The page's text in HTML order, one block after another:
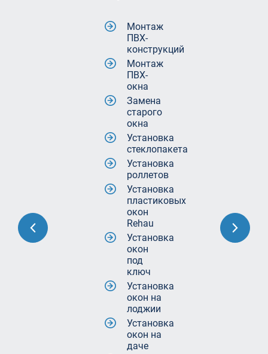
Монтаж
ПВХ-
конструкций
Монтаж
ПВХ-
окна
Замена
старого
окна
Установка
стеклопакета
Установка
роллетов
Установка
пластиковых
окон
Rehau
Установка
окон
под
ключ
Установка
окон на
лоджии
Установка
окон на
даче